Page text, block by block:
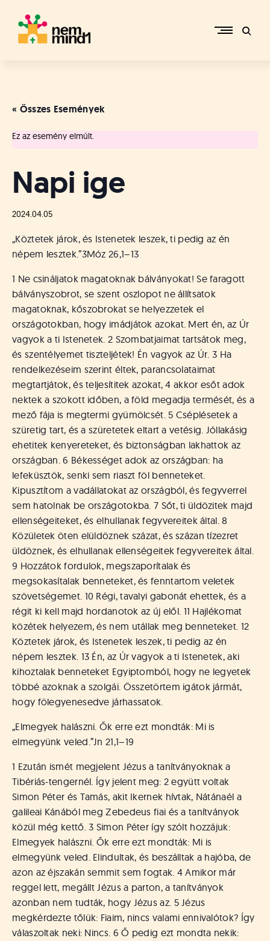
content
p
r
i
R
f
o
r
m
á
t
u
s
o
k
e
-
L
a
p
j
a
« Összes Események
Ez az esemény elmúlt.
Napi ige
2024.04.05
„Köztetek járok, és Istenetek leszek, ti pedig az én
népem lesztek.”3Móz 26,1–13
1 Ne csináljatok magatoknak bálványokat! Se faragott
bálványszobrot, se szent oszlopot ne állítsatok
magatoknak, kőszobrokat se helyezzetek el
országotokban, hogy imádjátok azokat. Mert én, az Úr
vagyok a ti Istenetek. 2 Szombatjaimat tartsátok meg,
és szentélyemet tiszteljétek! Én vagyok az Úr. 3 Ha
rendelkezéseim szerint éltek, parancsolataimat
megtartjátok, és teljesítitek azokat, 4 akkor esőt adok
nektek a szokott időben, a föld megadja termését, és a
mező fája is megtermi gyümölcsét. 5 Cséplésetek a
szüretig tart, és a szüretetek eltart a vetésig. Jóllakásig
ehetitek kenyereteket, és biztonságban lakhattok az
országban. 6 Békességet adok az országban: ha
lefeküsztök, senki sem riaszt föl benneteket.
Kipusztítom a vadállatokat az országból, és fegyverrel
sem hatolnak be országotokba. 7 Sőt, ti üldözitek majd
ellenségeiteket, és elhullanak fegyvereitek által. 8
Közületek öten elüldöznek százat, és százan tízezret
üldöznek, és elhullanak ellenségeitek fegyvereitek által.
9 Hozzátok fordulok, megszaporítalak és
megsokasítalak benneteket, és fenntartom veletek
szövetségemet. 10 Régi, tavalyi gabonát ehettek, és a
régit ki kell majd hordanotok az új elől. 11 Hajlékomat
közétek helyezem, és nem utállak meg benneteket. 12
Köztetek járok, és Istenetek leszek, ti pedig az én
népem lesztek. 13 Én, az Úr vagyok a ti Istenetek, aki
kihoztalak benneteket Egyiptomból, hogy ne legyetek
többé azoknak a szolgái. Összetörtem igátok jármát,
hogy fölegyenesedve járhassatok.
„Elmegyek halászni. Ők erre ezt mondták: Mi is
elmegyünk veled.”Jn 21,1–19
1 Ezután ismét megjelent Jézus a tanítványoknak a
Tibériás-tengernél. Így jelent meg: 2 együtt voltak
Simon Péter és Tamás, akit Ikernek hívtak, Nátánaél a
galileai Kánából meg Zebedeus fiai és a tanítványok
közül még kettő. 3 Simon Péter így szólt hozzájuk:
Elmegyek halászni. Ők erre ezt mondták: Mi is
elmegyünk veled. Elindultak, és beszálltak a hajóba, de
azon az éjszakán semmit sem fogtak. 4 Amikor már
reggel lett, megállt Jézus a parton, a tanítványok
azonban nem tudták, hogy Jézus az. 5 Jézus
megkérdezte tőlük: Fiaim, nincs valami ennivalótok? Így
válaszoltak neki: Nincs. 6 Ő pedig ezt mondta nekik: